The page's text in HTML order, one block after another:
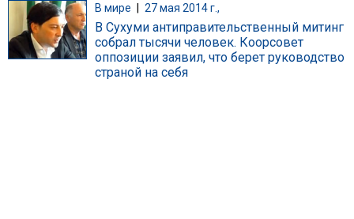
В мире | 27 мая 2014 г.,
В Сухуми антиправительственный митинг
собрал тысячи человек. Коорсовет
оппозиции заявил, что берет руководство
страной на себя